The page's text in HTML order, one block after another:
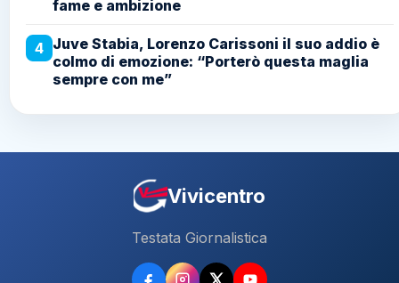
fame e ambizione
4 Juve Stabia, Lorenzo Carissoni il suo addio è
colmo di emozione: “Porterò questa maglia
sempre con me”
Vivicentro
Testata Giornalistica